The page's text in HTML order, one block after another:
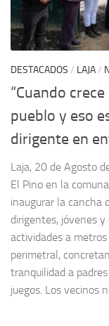
DESTACADOS / LAJA/
“Cuando
pueblo y eso
dirigente en
Laja, 20 de Agosto
El Pino en la
inaugurar la cancha
dirigentes, jóvenes
actividades a
perimetral,
tranquilidad a
juegos. Los vecinos